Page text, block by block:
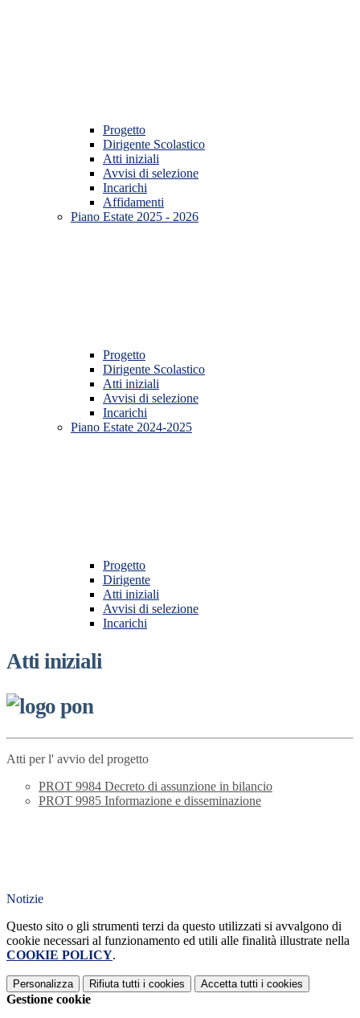
Progetto
Dirigente Scolastico
Atti iniziali
Avvisi di selezione
Incarichi
Affidamenti
Piano Estate 2025 - 2026
Progetto
Dirigente Scolastico
Atti iniziali
Avvisi di selezione
Incarichi
Piano Estate 2024-2025
Progetto
Dirigente
Atti iniziali
Avvisi di selezione
Incarichi
Atti iniziali
Atti per l' avvio del progetto
PROT 9984 Decreto di assunzione in bilancio
PROT 9985 Informazione e disseminazione
Notizie
Questo sito o gli strumenti terzi da questo utilizzati si avvalgono di
cookie necessari al funzionamento ed utili alle finalità illustrate nella
COOKIE POLICY.
Personalizza Rifiuta tutti i cookies Accetta tutti i cookies
Gestione cookie